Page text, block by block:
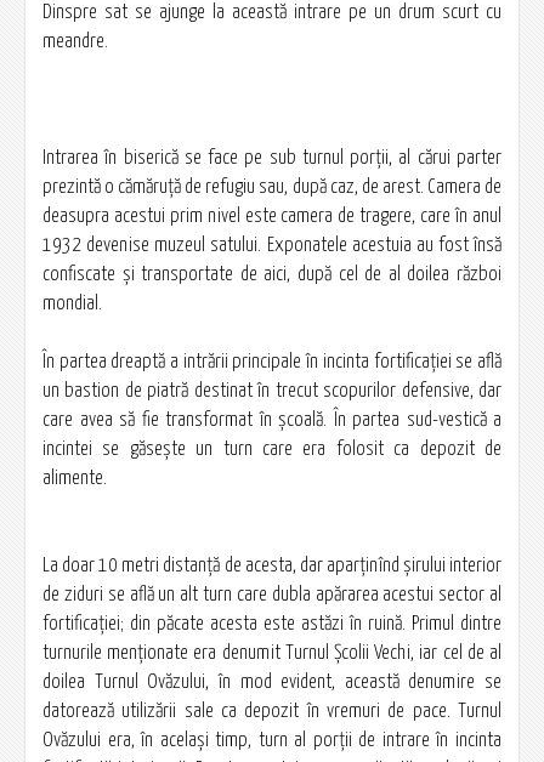
Dinspre sat se ajunge la această intrare pe un drum scurt cu
meandre.
Intrarea în biserică se face pe sub turnul porţii, al cărui parter
prezintă o cămăruţă de refugiu sau, după caz, de arest. Camera de
deasupra acestui prim nivel este camera de tragere, care în anul
1932 devenise muzeul satului. Exponatele acestuia au fost însă
confiscate şi transportate de aici, după cel de al doilea război
mondial.
În partea dreaptă a intrării principale în incinta fortificaţiei se află
un bastion de piatră destinat în trecut scopurilor defensive, dar
care avea să fie transformat în şcoală. În partea sud-vestică a
incintei se găseşte un turn care era folosit ca depozit de
alimente.
La doar 10 metri distanţă de acesta, dar aparţinînd şirului interior
de ziduri se află un alt turn care dubla apărarea acestui sector al
fortificaţiei; din păcate acesta este astăzi în ruină. Primul dintre
turnurile menţionate era denumit Turnul Şcolii Vechi, iar cel de al
doilea Turnul Ovăzului, în mod evident, această denumire se
datorează utilizării sale ca depozit în vremuri de pace. Turnul
Ovăzului era, în acelaşi timp, turn al porţii de intrare în incinta